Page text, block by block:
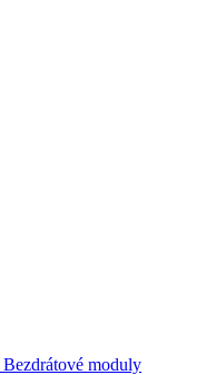
Bezdrátové moduly